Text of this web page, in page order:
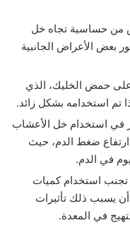
من حساسية تجاه خل
بعض الأعراض الجانبية
حمض الخليك، الذي
تم استخدامه بشكل زائد.
في استخدام خل الأعشاب
ضغط الدم، حيث
في الدم.
تجنب استخدام كميات
يسبب ذلك تأثيرات
في المعدة.